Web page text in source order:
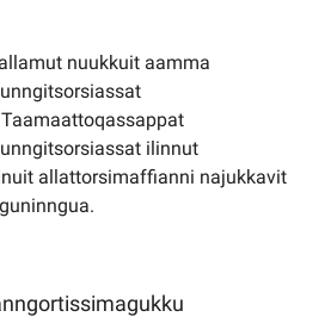
nuukkuit aamma
ilinnut
allattorsimaffianni najukkavit